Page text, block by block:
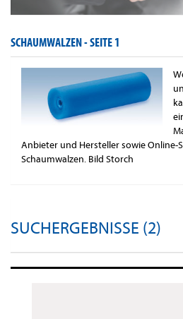
SCHAUMWALZEN -SEITE 1
Anbieter und Hersteller sowie Online-
Schaumwalzen. Bild Storch
SUCHERGEBNISSE (2)